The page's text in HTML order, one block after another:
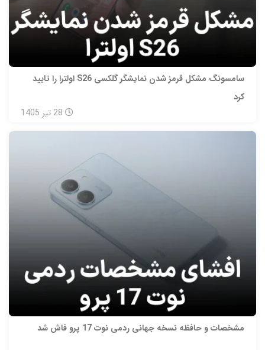
سامسونگ مشکل قرمز شدن نمایشگر گلکسی S26 اولترا را تایید
کرد
28 تیر 1405
مشخصات و حافظه نسخه جهانی ردمی نوت 17 پرو فاش شد